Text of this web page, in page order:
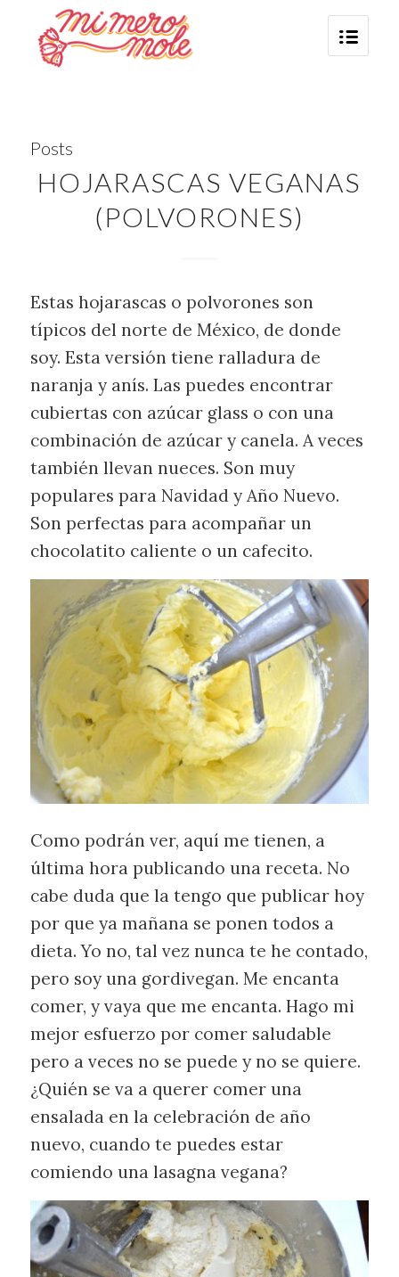
Posts
HOJARASCAS VEGANAS
(POLVORONES)
Estas hojarascas o polvorones son
típicos del norte de México, de donde
soy. Esta versión tiene ralladura de
naranja y anís. Las puedes encontrar
cubiertas con azúcar glass o con una
combinación de azúcar y canela. A veces
también llevan nueces. Son muy
populares para Navidad y Año Nuevo.
Son perfectas para acompañar un
chocolatito caliente o un cafecito.
Como podrán ver, aquí me tienen, a
última hora publicando una receta. No
cabe duda que la tengo que publicar hoy
por que ya mañana se ponen todos a
dieta. Yo no, tal vez nunca te he contado,
pero soy una gordivegan. Me encanta
comer, y vaya que me encanta. Hago mi
mejor esfuerzo por comer saludable
pero a veces no se puede y no se quiere.
¿Quién se va a querer comer una
ensalada en la celebración de año
nuevo, cuando te puedes estar
comiendo una lasagna vegana?